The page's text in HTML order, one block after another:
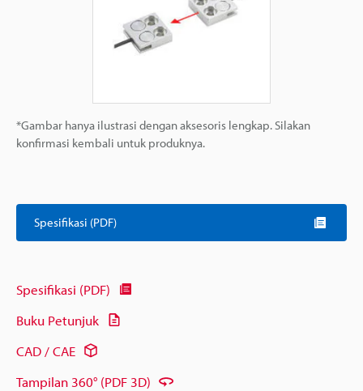
*Gambar hanya ilustrasi dengan aksesoris lengkap. Silakan
konfirmasi kembali untuk produknya.
Spesifikasi (PDF)
Spesifikasi (PDF)
Buku Petunjuk
CAD / CAE
Tampilan 360° (PDF 3D)